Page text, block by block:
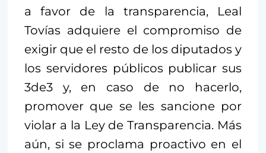
a favor de la transparencia, Leal
Tovías adquiere el compromiso de
exigir que el resto de los diputados y
los servidores públicos publicar sus
3de3 y, en caso de no hacerlo,
promover que se les sancione por
violar a la Ley de Transparencia. Más
aún, si se proclama proactivo en el